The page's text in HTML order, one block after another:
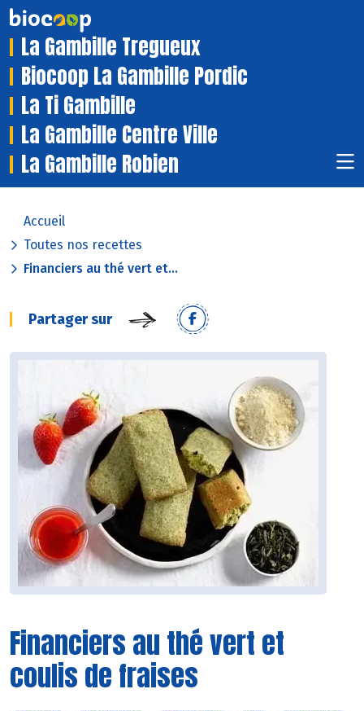
La Gambille Tregueux
Biocoop La Gambille Pordic
La Ti Gambille
La Gambille Centre Ville
La Gambille Robien
Accueil
Toutes nos recettes
Financiers au thé vert et...
Partager sur
Financiers au thé vert et
coulis de fraises